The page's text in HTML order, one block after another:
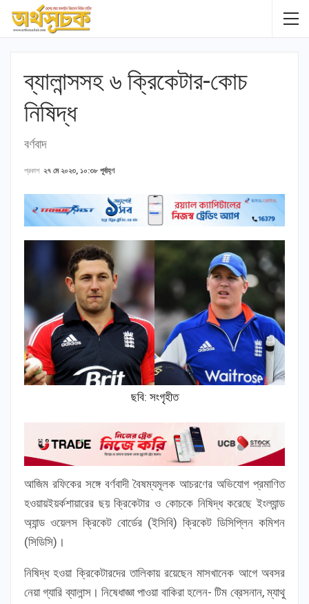
ব্যালান্সসহ ৬ ক্রিকেটার-কোচ
নিষিদ্ধ
বর্ণবাদ
প্রকাশ ২৭ মে ২০২৩, ১০:৩৮ পূর্বাহ্ণ
ছবি: সংগৃহীত
আজিম রফিকের সঙ্গে বর্ণবাদী বৈষম্যমূলক আচরণের অভিযোগ প্রমাণিত
হওয়ায়ইয়র্কশায়ারের ছয় ক্রিকেটার ও কোচকে নিষিদ্ধ করেছে ইংল্যান্ড
অ্যান্ড ওয়েলস ক্রিকেট বোর্ডের (ইসিবি) ক্রিকেট ডিসিপ্লিন কমিশন
(সিডিসি)।
নিষিদ্ধ হওয়া ক্রিকেটারদের তালিকায় রয়েছেন মাসখানেক আগে অবসর
নেয়া গ্যারি ব্যালান্স। নিষেধাজ্ঞা পাওয়া বাকিরা হলেন- টিম ব্রেসনান, ম্যাথু